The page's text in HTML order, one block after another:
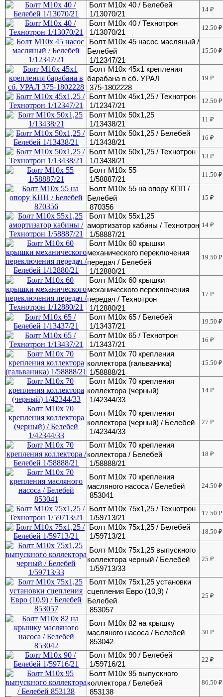
Болт М10х 40 / Белебей
1/13070/21
14₽
Болт М10х 40 / Технотрон
1/13070/21
12.50₽
Болт М10х 45 насос масляный /
Белебей
1/12347/21
15.50₽
Болт М10х 45х1 крепления
барабана в сб. УРАЛ
375-1802228
19₽
Болт М10х 45х1,25 / Технотрон
1/12347/21
12.50₽
Болт М10х 50х1,25
1/13438/21
11₽
Болт М10х 50х1,25 / Белебей
1/13438/21
16₽
Болт М10х 50х1,25 / Технотрон
1/13438/21
13₽
Болт М10х 55
1/58887/21
11.50₽
Болт М10х 55 на опору КПП /
Белебей
870356
15₽
Болт М10х 55х1,25
амортизатор кабины / Технотрон
1/58887/21
14₽
Болт М10х 60 крышки
механического переключения
передач / Белебей
1/12880/21
19.50₽
Болт М10х 60 крышки
механического переключения
передач / Технотрон
1/12880/21
17₽
Болт М10х 65 / Белебей
1/13437/21
19.50₽
Болт М10х 65 / Технотрон
1/13437/21
16₽
Болт М10х 70 крепления
коллектора (гальваника)
1/58888/21
15.50₽
Болт М10х 70 крепления
коллектора (черный)
1/42344/33
14₽
Болт М10х 70 крепления
коллектора (черный) / Белебей
1/42344/33
27₽
Болт М10х 70 крепления
коллектора / Белебей
1/58888/21
18₽
Болт М10х 70 крепления
масляного насоса / Белебей
853041
24.50₽
Болт М10х 75х1,25 / Технотрон
1/59713/21
17.50₽
Болт М10х 75х1,25 / Белебей
1/59713/21
18.50₽
Болт М10х 75х1,25 выпускного
коллектора черный / Белебей
1/59713/33
25₽
Болт М10х 75х1,25 установки
сцепления Евро (10,9) /
Белебей
853057
25₽
Болт М10х 82 на крышку
масляного насоса / Белебей
853042
30₽
Болт М10х 90 / Белебей
1/59716/21
22₽
Болт М10х 95 выпускного
коллектора / Белебей
853138
86.50₽